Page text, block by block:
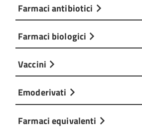
Farmaci antibiotici
Farmaci biologici
Vaccini
Emoderivati
Farmaci equivalenti